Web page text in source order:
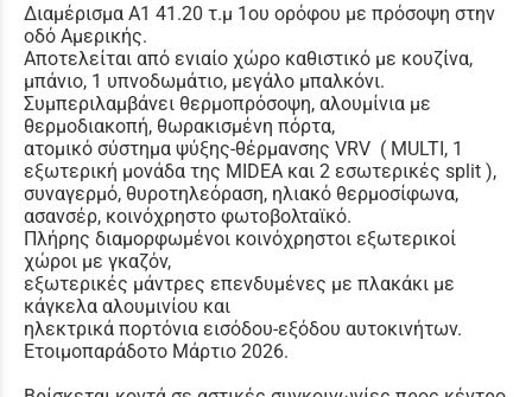
Διαμέρισμα Α1 41.20 τ.μ 1ου ορόφου με πρόσοψη στην
οδό Αμερικής.
Αποτελείται από ενιαίο χώρο καθιστικό με κουζίνα,
μπάνιο, 1 υπνοδωμάτιο, μεγάλο μπαλκόνι.
Συμπεριλαμβάνει θερμοπρόσοψη, αλουμίνια με
θερμοδιακοπή, θωρακισμένη πόρτα,
ατομικό σύστημα ψύξης-θέρμανσης VRV ( MULTI, 1
εξωτερική μονάδα της MIDEA και 2 εσωτερικές split ),
συναγερμό, θυροτηλεόραση, ηλιακό θερμοσίφωνα,
ασανσέρ, κοινόχρηστο φωτοβολταϊκό.
Πλήρης διαμορφωμένοι κοινόχρηστοι εξωτερικοί
χώροι με γκαζόν,
εξωτερικές μάντρες επενδυμένες με πλακάκι με
κάγκελα αλουμινίου και
ηλεκτρικά πορτόνια εισόδου-εξόδου αυτοκινήτων.
Ετοιμοπαράδοτο Μάρτιο 2026.